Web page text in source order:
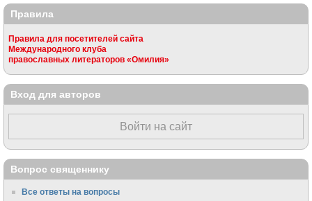
Правила
Правила для посетителей сайта
Международного клуба
православных литераторов «Омилия»
Вход для авторов
Войти на сайт
Вопрос священнику
Все ответы на вопросы